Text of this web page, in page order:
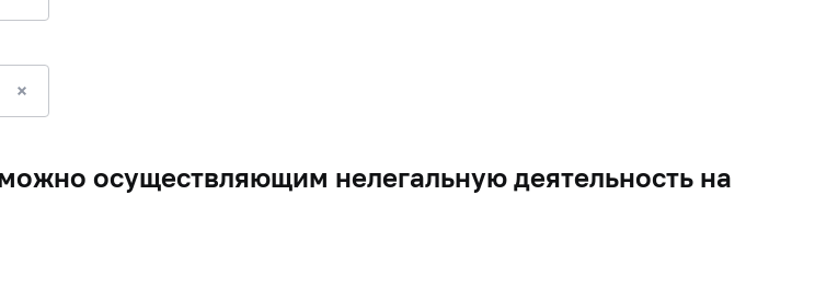
осуществляющим нелегальную деятельность на